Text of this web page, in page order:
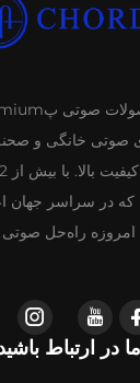
خانگی و
که در سراسر جهان
امروزه راه‌حل
در ارتباط